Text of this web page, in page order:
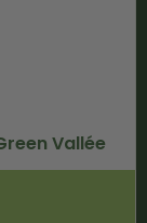
Vallée